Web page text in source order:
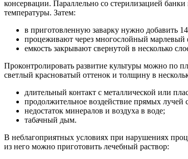
консервации. Параллельно со стерилизацией
температуры. Затем:
в приготовленную заварку нужно добавить
процеживают через многослойный марлевый
емкость закрывают свернутой в несколько
Проконтролировать развитие культуры можно по
светлый красноватый оттенок и толщину в
длительный контакт с металлической или
продолжительное воздействие прямых лучей
недостаток минералов и воздуха в воде;
табачный дым.
В неблагоприятных условиях при нарушениях
из него можно приготовить лечебный раствор: